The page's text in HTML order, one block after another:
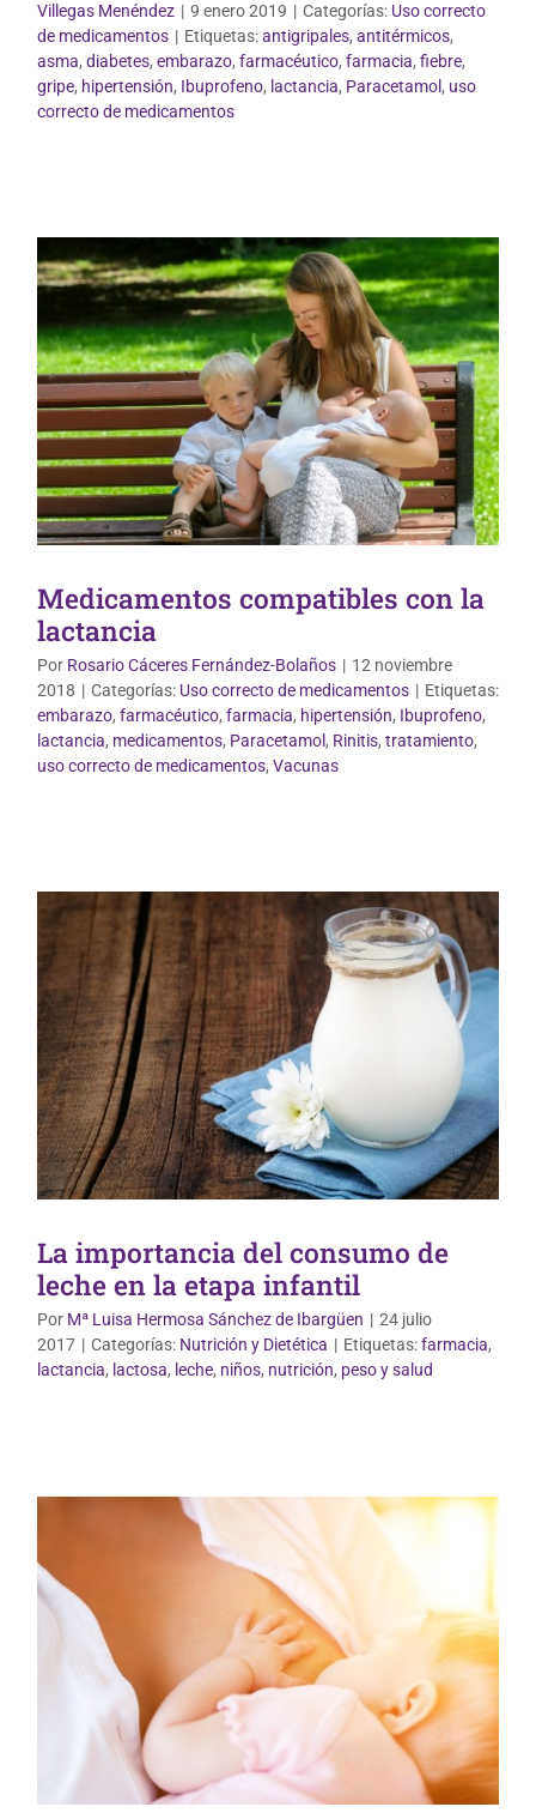
Villegas Menéndez | 9 enero 2019 | Categorías: Uso correcto
de medicamentos | Etiquetas:antigripales, antitérmicos,
asma, diabetes, embarazo, farmacéutico, farmacia, fiebre,
gripe, hipertensión, Ibuprofeno, lactancia, Paracetamol, uso
correcto de medicamentosUso correcto de medicamentos
Medicamentos compatibles con la
lactancia
Por Rosario Cáceres Fernández-Bolaños | 12 noviembre
2018 | Categorías: Uso correcto de medicamentos | Etiquetas:
embarazo, farmacéutico, farmacia, hipertensión, Ibuprofeno,
lactancia, medicamentos, Paracetamol, Rinitis, tratamiento,
uso correcto de medicamentos, Vacunas
Nutrición y Dietética
La importancia del consumo de
leche en la etapa infantil
Por Mª Luisa Hermosa Sánchez de Ibargüen | 24 julio
2017 | Categorías: Nutrición y Dietética | Etiquetas:farmacia,
lactancia, lactosa, leche, niños, nutrición, peso y salud
Vida Saludable